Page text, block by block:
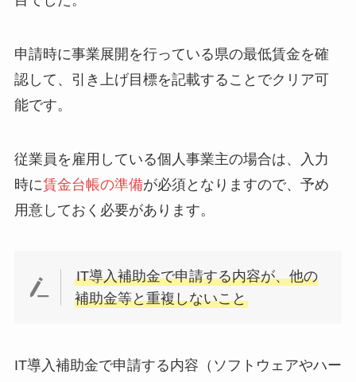
申請時に事業展開を行っている県の最低賃金を確
認して、引き上げ目標を記載することでクリア可
能です。
従業員を雇用している個人事業主の場合は、入力
時に賃金台帳の準備が必須となりますので、予め
用意しておく必要があります。
IT導入補助金で申請する内容が、他の
補助金等と重複しないこと
IT導入補助金で申請する内容（ソフトウェアやハー